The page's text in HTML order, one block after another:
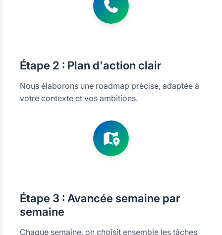
Étape 2 : Plan d'action clair
Nous élaborons une roadmap précise, adaptée à
votre contexte et vos ambitions.
Étape 3 : Avancée semaine par
semaine
Chaque semaine, on choisit ensemble les tâches